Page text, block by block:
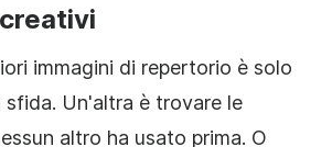
immagini di repertorio è solo
sfida. Un'altra è trovare le
altro ha usato prima. O